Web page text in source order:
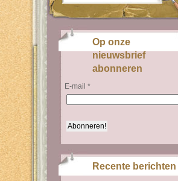
Op onze
nieuwsbrief
abonneren
E-mail *
Recente berichten